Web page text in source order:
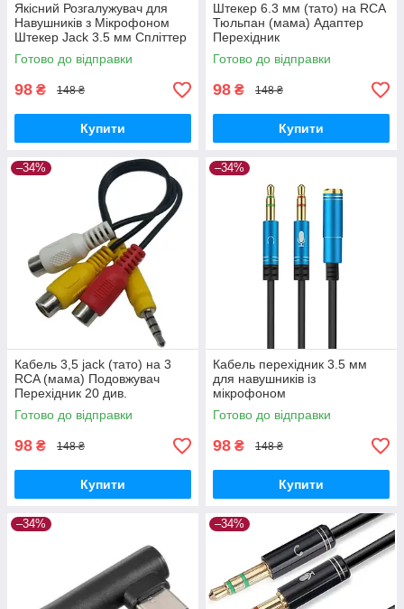
Якісний Розгалужувач для
Навушників з Мікрофоном
Штекер Jack 3.5 мм Спліттер
Готово до відправки
98 ₴ 148 ₴
Купити
Штекер 6.3 мм (тато) на RCA
Тюльпан (мама) Адаптер
Перехідник
Готово до відправки
98 ₴ 148 ₴
Купити
–34%
Кабель 3,5 jack (тато) на 3
RCA (мама) Подовжувач
Перехідник 20 див.
Готово до відправки
98 ₴ 148 ₴
Купити
–34%
Кабель перехідник 3.5 мм
для навушників із
мікрофоном
Готово до відправки
98 ₴ 148 ₴
Купити
–34% –34%